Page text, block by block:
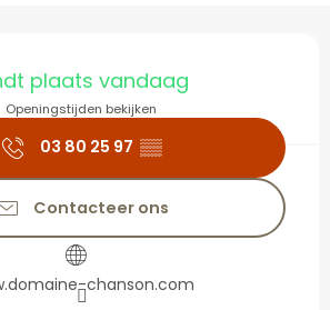
en
plaats vandaag
Openingstijden bekijken
03 80 25 97 ▒▒
Contacteer ons
chanson.com